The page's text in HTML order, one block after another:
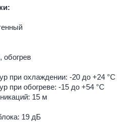
при охлаждении: -20 до +24 °C
при обогреве: -15 до +54 °C
15 м
19 дБ